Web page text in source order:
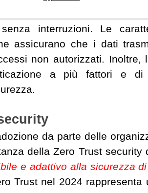
offre soluzioni di
interruzioni. Le
assicurano che i dati
non autorizzati.
a più fattori e di
da parte delle
della Zero Trust
e adattivo alla sicurezza
Trust nel 2024